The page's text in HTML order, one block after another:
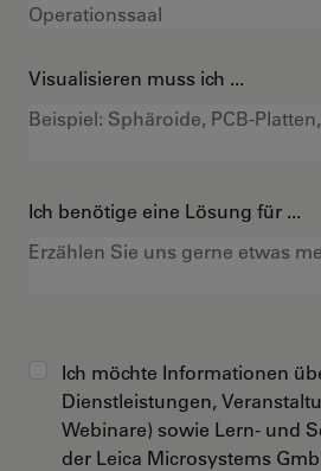
Visualisieren muss ich ...
Ich benötige eine Lösung für ...
Ich möchte Informationen
Dienstleistungen,
Webinare) sowie Lern- und
der Leica Microsystems